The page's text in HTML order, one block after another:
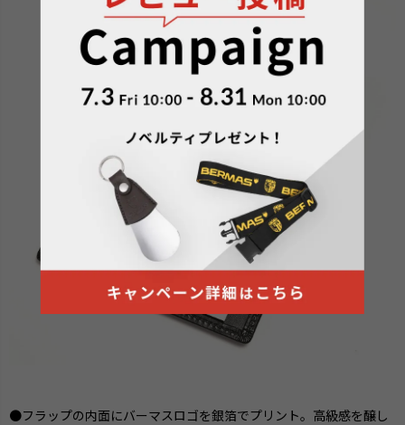
●フラップの内面にバーマスロゴを銀箔でプリント。高級感を醸し